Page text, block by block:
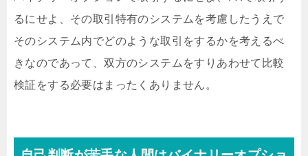
るにせよ、その取引特有のシステムを考慮したうえで
そのシステム内でどのような取引をするかを考えるべ
きなのであって、双方のシステムをすりあわせて比較
検証をする必要はまったくありません。